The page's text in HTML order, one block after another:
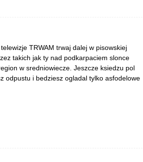
TRWAM trwaj dalej w pisowskiej
takich jak ty nad podkarpaciem slonce
w sredniowiecze. Jeszcze ksiedzu pol
odpustu i bedziesz ogladal tylko asfodelowe